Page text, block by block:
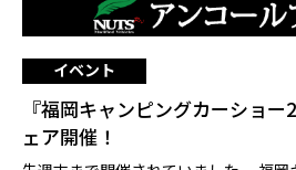
イベント
『福岡キャンピングカーショ
ェア開催！